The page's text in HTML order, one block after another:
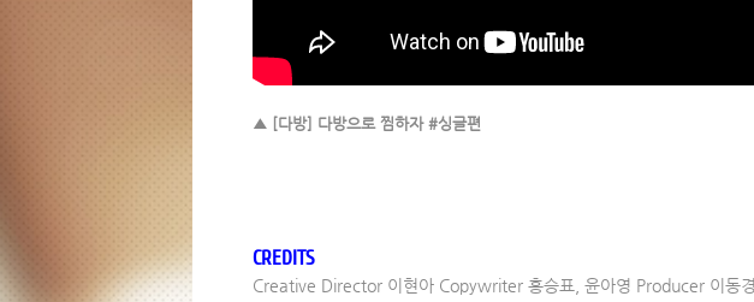
▲ [다방] 다방으로 찜하자 #싱글편
CREDITS
Creative Director 이현아 Copywriter 홍승표, 윤아영 Producer 이동